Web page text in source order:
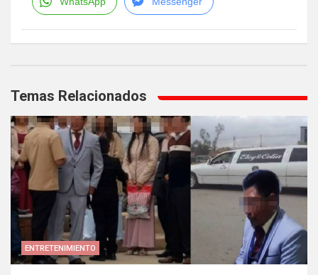
de
entradas
Temas Relacionados
ENTRETENIMIENTO